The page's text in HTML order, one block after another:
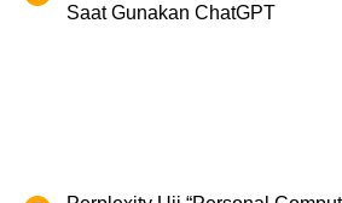
Saat Gunakan ChatGPT